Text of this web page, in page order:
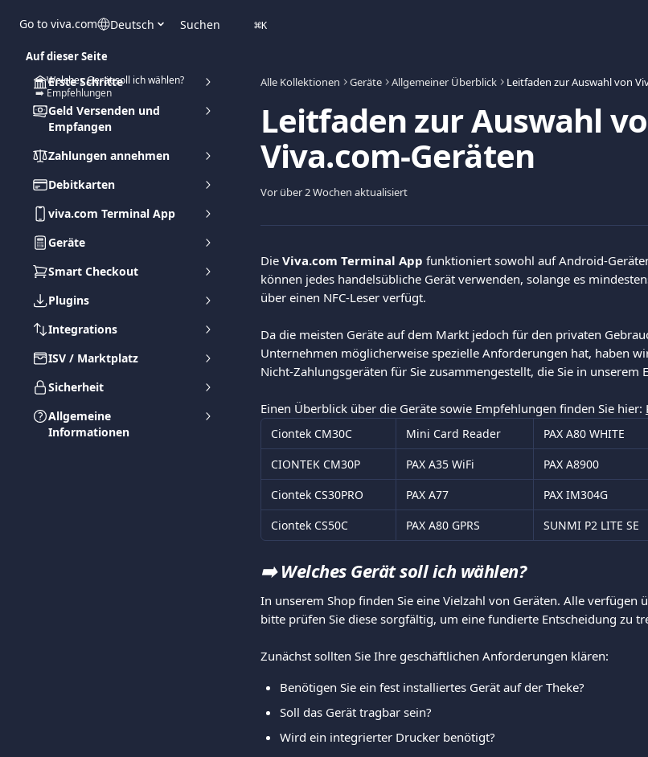
Go to viva.com Deutsch Suchen ⌘K
Erste Schritte
Geld Versenden und
Empfangen
Zahlungen annehmen
Debitkarten
viva.com Terminal App
Geräte
Smart Checkout
Plugins
Integrations
ISV / Marktplatz
Sicherheit
Allgemeine
Informationen
Alle Kollektionen Geräte Allgemeiner Überblick Leitfaden zur Auswahl von
Leitfaden zur Auswahl
Viva.com-Geräten
Vor über 2 Wochen aktualisiert
Die Viva.com Terminal App funktioniert sowohl auf Android-
können jedes handelsübliche Gerät verwenden, solange es
über einen NFC-Leser verfügt.
Da die meisten Geräte auf dem Markt jedoch für den privaten
Unternehmen möglicherweise spezielle Anforderungen hat, haben
Nicht-Zahlungsgeräten für Sie zusammengestellt, die Sie in unserem
Einen Überblick über die Geräte sowie Empfehlungen finden Sie hier:
Ciontek CM30C Mini Card Reader PAX A80 WHITE
CIONTEK CM30P
PAX A35 WiFi PAX A8900
Ciontek CS30PRO
PAX A77 PAX IM304G
Ciontek CS50C
PAX A80 GPRS SUNMI P2 LITE SE
➡️ Welches Gerät soll ich wählen?
In unserem Shop finden Sie eine Vielzahl von Geräten. Alle verfügen
bitte prüfen Sie diese sorgfältig, um eine fundierte Entscheidung zu
Zunächst sollten Sie Ihre geschäftlichen Anforderungen klären:
Benötigen Sie ein fest installiertes Gerät auf der Theke?
Soll das Gerät tragbar sein?
Wird ein integrierter Drucker benötigt?
Auf dieser Seite
➡️ Welches Gerät soll ich wählen?
➡️ Empfehlungen